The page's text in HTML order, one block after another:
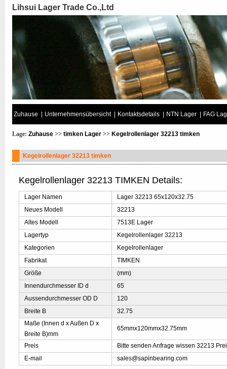
Lihsui Lager Trade Co.,Ltd
Zuhause Unternehmensübersicht Kontaktsdetails NTN Lager FAG
Lage: Zuhause >> timken Lager >> Kegelrollenlager 32213 timken
Kegelrollenlager 32213 timken
Kegelrollenlager 32213 TIMKEN Details:
Lager Namen
Lager 32213 65x120x32.75
Neues Modell
32213
Altes Modell
7513E Lager
Lagertyp
Kegelrollenlager 32213
Kategorien
Kegelrollenlager
Fabrikat
TIMKEN
Größe
(mm)
Innendurchmesser ID d
65
Aussendurchmesser OD D
120
Breite B
32.75
Maße (Innen d x Außen D x
Breite B)mm
65mmx120mmx32.75mm
Preis
Bitte senden Anfrage wissen 32213
E-mail
sales@sapinbearing.com